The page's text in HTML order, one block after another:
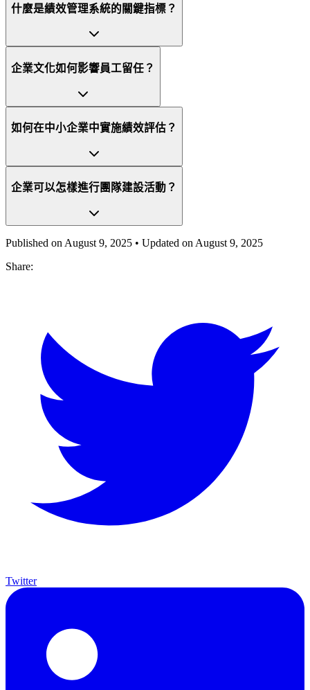
什麼是績效管理系統的關鍵指標？
企業文化如何影響員工留任？
如何在中小企業中實施績效評估？
企業可以怎樣進行團隊建設活動？
Published on August 9, 2025 • Updated on August 9, 2025
Share:
Twitter